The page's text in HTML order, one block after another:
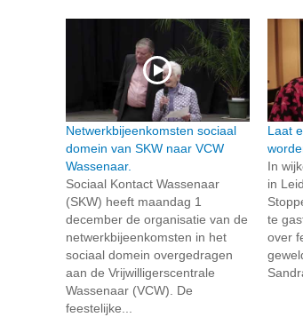
Netwerkbijeenkomsten sociaal
domein van SKW naar VCW
Wassenaar.
Sociaal Kontact Wassenaar
(SKW) heeft maandag 1
december de organisatie van de
netwerkbijeenkomsten in het
sociaal domein overgedragen
aan de Vrijwilligerscentrale
Wassenaar (VCW). De
feestelijke...
Laat
In
in
te
over